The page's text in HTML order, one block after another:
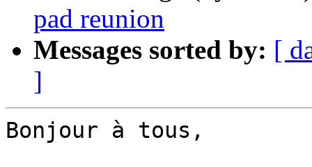
pad reunion
Messages sorted by: [
]
Bonjour à tous,